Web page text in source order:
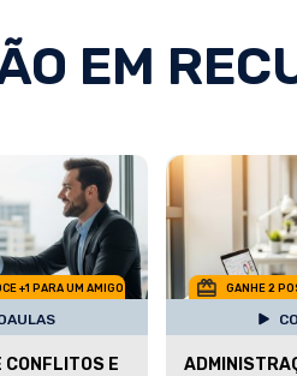
EM
+1 PARA UM AMIGO
CONFLITOS E
GANHE 2